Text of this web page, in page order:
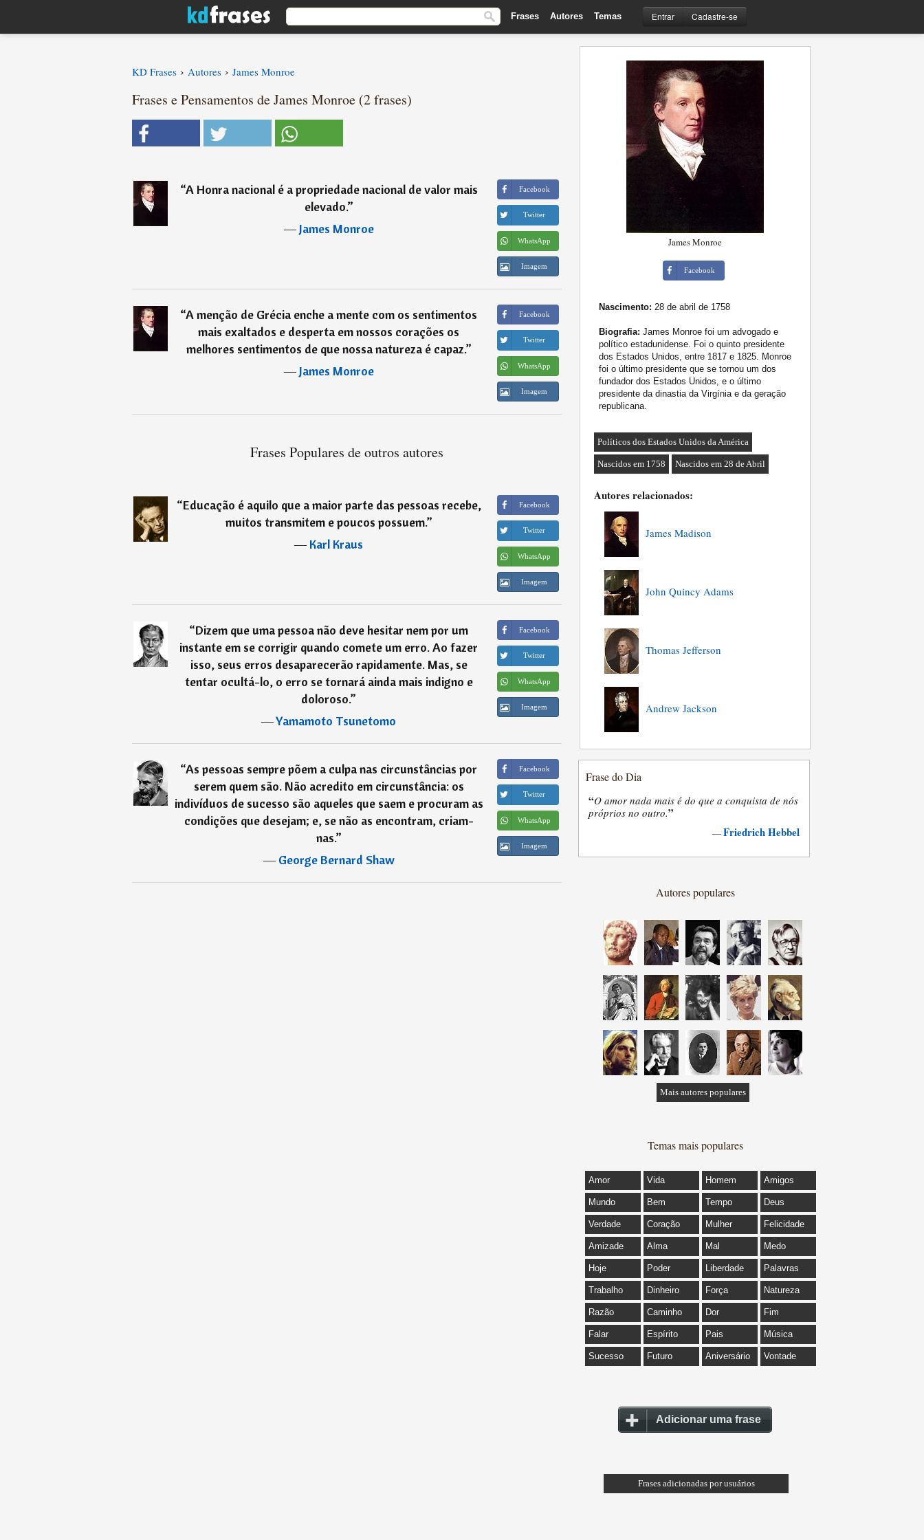
Frases Autores Temas Entrar Cadastre-se
KD Frases › Autores › James Monroe
Frases e Pensamentos de James Monroe (2 frases)
“A Honra nacional é a propriedade nacional de valor mais
elevado.”
―James Monroe
Facebook
Twitter
WhatsApp
Imagem
“A menção de Grécia enche a mente com os sentimentos
mais exaltados e desperta em nossos corações os
melhores sentimentos de que nossa natureza é capaz.”
―James Monroe
Facebook
Twitter
WhatsApp
Imagem
Frases Populares de outros autores
“Educação é aquilo que a maior parte das pessoas recebe,
muitos transmitem e poucos possuem.”
―Karl Kraus
Facebook
Twitter
WhatsApp
Imagem
“Dizem que uma pessoa não deve hesitar nem por um
instante em se corrigir quando comete um erro. Ao fazer
isso, seus erros desaparecerão rapidamente. Mas, se
tentar ocultá-lo, o erro se tornará ainda mais indigno e
doloroso.”
―Yamamoto Tsunetomo
Facebook
Twitter
WhatsApp
Imagem
“As pessoas sempre põem a culpa nas circunstâncias por
serem quem são. Não acredito em circunstância: os
indivíduos de sucesso são aqueles que saem e procuram as
condições que desejam; e, se não as encontram, criam-
nas.”
―George Bernard Shaw
Facebook
Twitter
WhatsApp
Imagem
James Monroe
Facebook
Nascimento: 28 de abril de 1758
Biografia: James Monroe foi um advogado e
político estadunidense. Foi o quinto presidente
dos Estados Unidos, entre 1817 e 1825. Monroe
foi o último presidente que se tornou um dos
fundador dos Estados Unidos, e o último
presidente da dinastia da Virgínia e da geração
republicana.
Políticos dos Estados Unidos da América
Nascidos em 1758 Nascidos em 28 de Abril
Autores relacionados:
James Madison
John Quincy Adams
Thomas Jefferson
Andrew Jackson
Frase do Dia
“O amor nada mais é do que a conquista de nós
próprios no outro.”
—Friedrich Hebbel
Autores populares
Mais autores populares
Temas mais populares
Amor Vida Homem Amigos
Mundo Bem Tempo Deus
Verdade Coração Mulher Felicidade
Amizade Alma Mal Medo
Hoje Poder Liberdade Palavras
Trabalho Dinheiro Força Natureza
Razão Caminho Dor Fim
Falar Espírito Pais Música
Sucesso Futuro Aniversário Vontade
Adicionar uma frase
Frases adicionadas por usuários